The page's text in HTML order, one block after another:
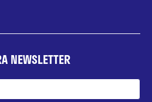
NEWSLETTER